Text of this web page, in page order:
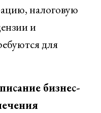
налоговую
и
для
бизнес-